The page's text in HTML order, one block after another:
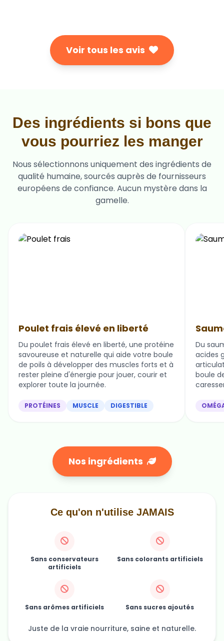
Voir tous les avis
Des ingrédients si bons que
vous pourriez les manger
Nous sélectionnons uniquement des ingrédients de
qualité humaine, sourcés auprès de fournisseurs
européens de confiance. Aucun mystère dans la
gamelle.
Poulet frais élevé en liberté
Du poulet frais élevé en liberté, une protéine
savoureuse et naturelle qui aide votre boule
de poils à développer des muscles forts et à
rester pleine d'énergie pour jouer, courir et
explorer toute la journée.
PROTÉINES MUSCLE DIGESTIBLE
Du
acides
boule
Nos ingrédients
Ce qu'on n'utilise JAMAIS
Sans conservateurs
artificiels
Sans colorants artificiels
Sans arômes artificiels Sans sucres ajoutés
Juste de la vraie nourriture, saine et naturelle.